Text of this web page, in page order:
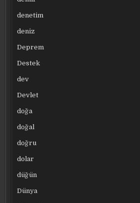
denetim
deniz
Deprem
Destek
dev
Devlet
doğa
doğal
doğru
dolar
düğün
Dünya